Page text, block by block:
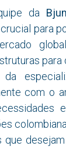
da
para
para
com o
que